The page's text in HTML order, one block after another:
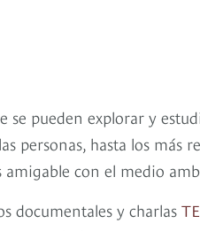
se pueden explorar y
personas, hasta los más
con el medio
documentales y charlas